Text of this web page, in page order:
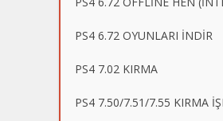
PS4 6.72 OYUNLARI İNDİR
PS4 7.02 KIRMA
PS4 7.50/7.51/7.55 KIRMA